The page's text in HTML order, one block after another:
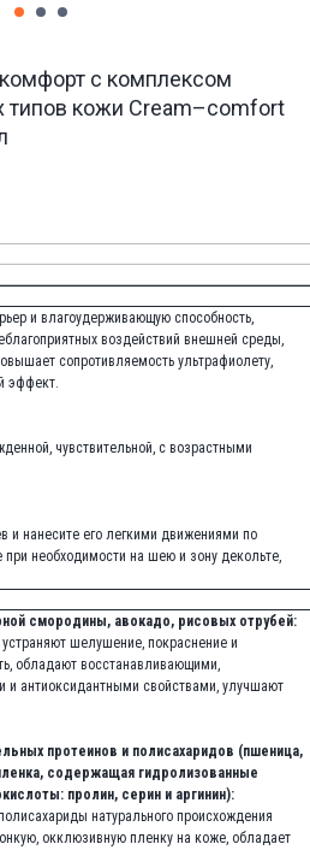
с комплексом
типов кожи Cream–comfort
и влагоудерживающую способность,
воздействий внешней среды,
сопротивляемость ультрафиолету,
эффект.
чувствительной, с возрастными
и нанесите его легкими движениями по
необходимости на шею и зону декольте,
смородины, авокадо, рисовых отрубей:
шелушение, покраснение и
обладают восстанавливающими,
антиоксидантными свойствами, улучшают
протеинов и полисахаридов (пшеница,
содержащая гидролизованные
пролин, серин и аргинин):
натурального происхождения
окклюзивную пленку на коже, обладает